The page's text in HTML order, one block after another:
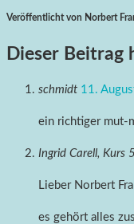
Veröffentlicht von Norbert
Dieser Beitrag
schmidt 11.
ein richtiger mut-
Ingrid Carell, Kurs 5
Lieber Norbert
es gehört alles